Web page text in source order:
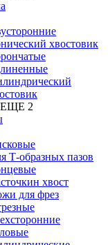
хвостовик
2
Т-образных пазов
хвост
для фрез